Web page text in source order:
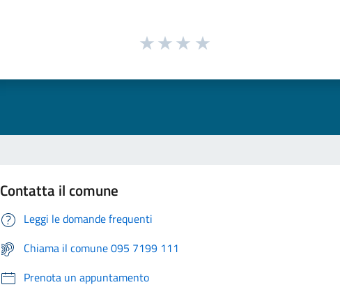
Contatta il comune
Leggi le domande frequenti
Chiama il comune 095 7199 111
Prenota un appuntamento